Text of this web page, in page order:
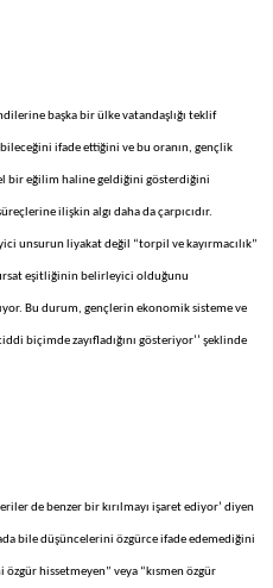
başka bir ülke vatandaşlığı teklif
ifade ettiğini ve bu oranın, gençlik
bir eğilim haline geldiğini gösterdiğini
ilişkin algı daha da çarpıcıdır.
unsurun liyakat değil “torpil ve kayırmacılık”
eşitliğinin belirleyici olduğunu
Bu durum, gençlerin ekonomik sisteme ve
biçimde zayıfladığını gösteriyor’’ şeklinde
de benzer bir kırılmayı işaret ediyor’ diyen
bile düşüncelerini özgürce ifade edemediğini
hissetmeyen” veya “kısmen özgür